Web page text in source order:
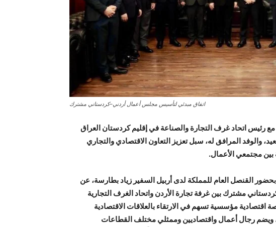
اتفاق مبدئي لتأسيس مجلس أعمال أردني–كردستاني مشترك
رئيس اتحاد غرف التجارة والصناعة في إقليم كردستان العراق
والوفد المرافق له، سبل تعزيز التعاون الاقتصادي والتجاري
بين مجتمعي الأعمال.
القنصل العام للمملكة لدى أربيل السفير زياد بطارسة، عن
مشترك بين غرفة تجارة الأردن واتحاد الغرف التجارية
اقتصادية مؤسسية تسهم في الارتقاء بالعلاقات الاقتصادية
ويضم رجال أعمال واقتصاديين وممثلي مختلف القطاعات